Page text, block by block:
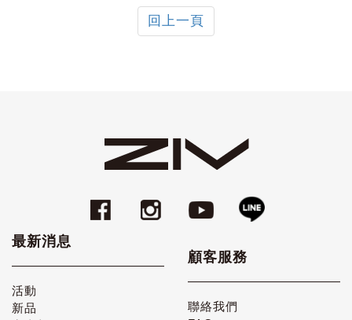
回上一頁
最新消息
活動
新品
顧客服務
聯絡我們